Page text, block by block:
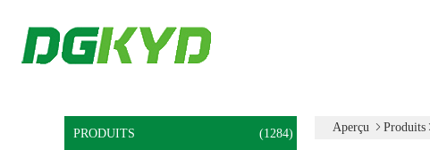
PRODUITS (1284) Aperçu Produits